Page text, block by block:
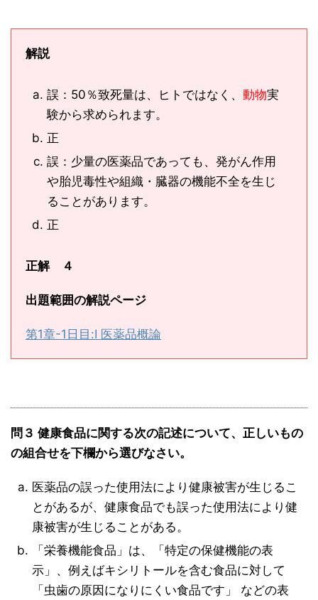
解説
誤：50％致死量は、ヒトではなく、 動物実
験から求められます。
正
誤：少量の医薬品であっても、発がん作用
や胎児毒性や組織・臓器の機能不全を生じ
ることがあります。
正
正解 ４
出題範囲の解説ページ
第1章-1日目:Ⅰ 医薬品概論
問３ 健康食品に関する次の記述について、正しいもの
の組合せを下欄から選びなさい。
医薬品の誤った使用法により健康被害が生じるこ
とがあるが、健康食品でも誤った使用法により健
康被害が生じることがある。
「栄養機能食品」は、「特定の保健機能の表
示」、例えばキシリトールを含む食品に対して
「虫歯の原因になりにくい食品です」 などの表